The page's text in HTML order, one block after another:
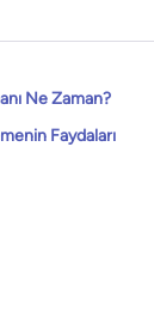
Ne Zaman?
Faydaları